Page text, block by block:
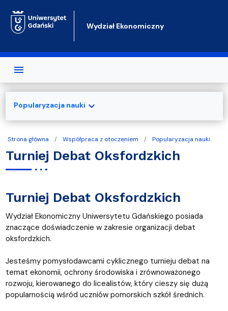
Wydział Ekonomiczny
Strona główna Współpraca z otoczeniem Popularyzacja nauki
Turniej Debat Oksfordzkich
Turniej Debat Oksfordzkich
Wydział Ekonomiczny Uniwersytetu Gdańskiego posiada
znaczące doświadczenie w zakresie organizacji debat
oksfordzkich.
Jesteśmy pomysłodawcami cyklicznego turnieju debat na
temat ekonomii, ochrony środowiska i zrównoważonego
rozwoju, kierowanego do licealistów, który cieszy się dużą
popularnością wśród uczniów pomorskich szkół średnich.
Popularyzacja nauki expand_more